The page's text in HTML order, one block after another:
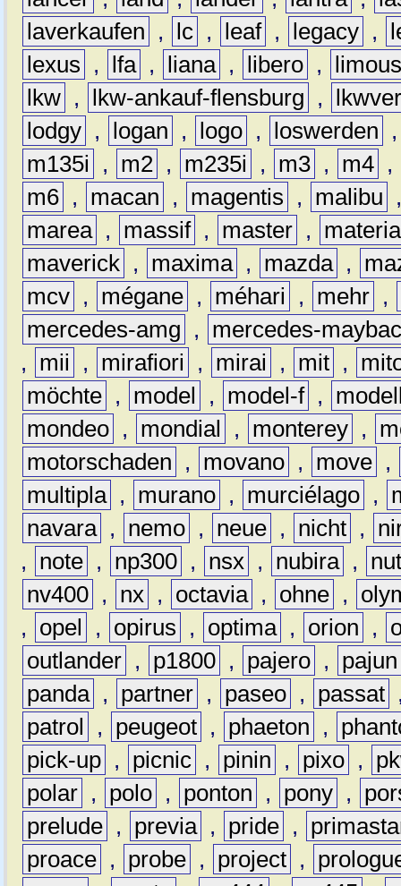
laverkaufen
, lc , leaf , legacy ,
lexus
, lfa , liana , libero ,
lkw , lkw-ankauf-flensburg ,
lodgy , logan , logo , loswerden
m135i
, m2 , m235i , m3 , m4 ,
m6 , macan , magentis , malibu
marea , massif , master ,
materia
maverick , maxima , mazda ,
mcv , mégane , méhari , mehr ,
mercedes-amg
,
mercedes-
,
mii , mirafiori , mirai , mit ,
möchte , model , model-f ,
mondeo , mondial , monterey ,
motorschaden
, movano , move ,
multipla , murano , murciélago ,
navara , nemo , neue , nicht ,
,
note , np300 , nsx , nubira ,
nv400 , nx , octavia , ohne ,
,
opel , opirus , optima , orion ,
outlander , p1800 , pajero ,
pajun
panda , partner , paseo , passat
patrol
, peugeot , phaeton ,
pick-up , picnic , pinin , pixo ,
polar , polo , ponton , pony ,
prelude , previa , pride ,
proace , probe , project ,